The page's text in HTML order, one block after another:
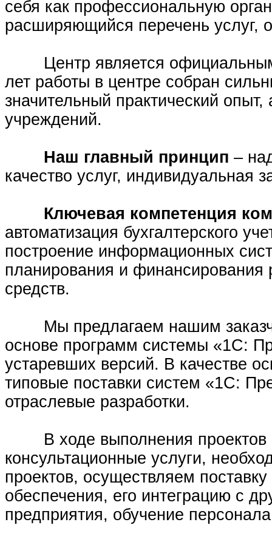
себя как профессиональную
расширяющийся перечень услуг,
Центр является официальным
лет работы в центре собран
значительный практический
учреждений.
Наш главный принцип –
качество услуг, индивидуальная
Ключевая компетенция
автоматизация бухгалтерского
построение информационных
планирования и
средств.
Мы предлагаем нашим
основе программ системы «1С:
устаревших версий. В качестве
типовые поставки систем «1С:
отраслевые разработки.
В ходе выполнения проектов
консультационные услуги,
проектов, осуществляем
обеспечения, его интеграцию с
предприятия, обучение